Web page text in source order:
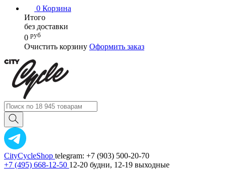
0 Корзина
Итого
без доставки
0 руб
Очистить корзину Оформить заказ
CityCycleShop telegram: +7 (903) 500-20-70
+7 (495) 668-12-50 12-20 будни, 12-19 выходные